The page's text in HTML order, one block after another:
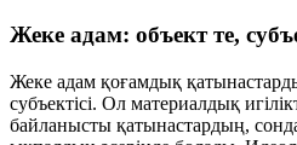
Жеке адам: объект те,
Жеке адам қоғамдық
субъектісі. Ол материалдық
байланысты қатынастардың,